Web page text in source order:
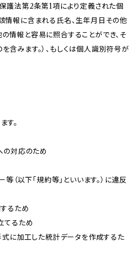
護法第2条第1項により定義された個
情報に含まれる氏名、生年月日その他
情報と容易に照合することができ、そ
含みます。）、もしくは個人識別符号が
す。
の対応のため
（以下「規約等」といいます。）に違反
るため
てるため
式に加工した統計データを作成するた